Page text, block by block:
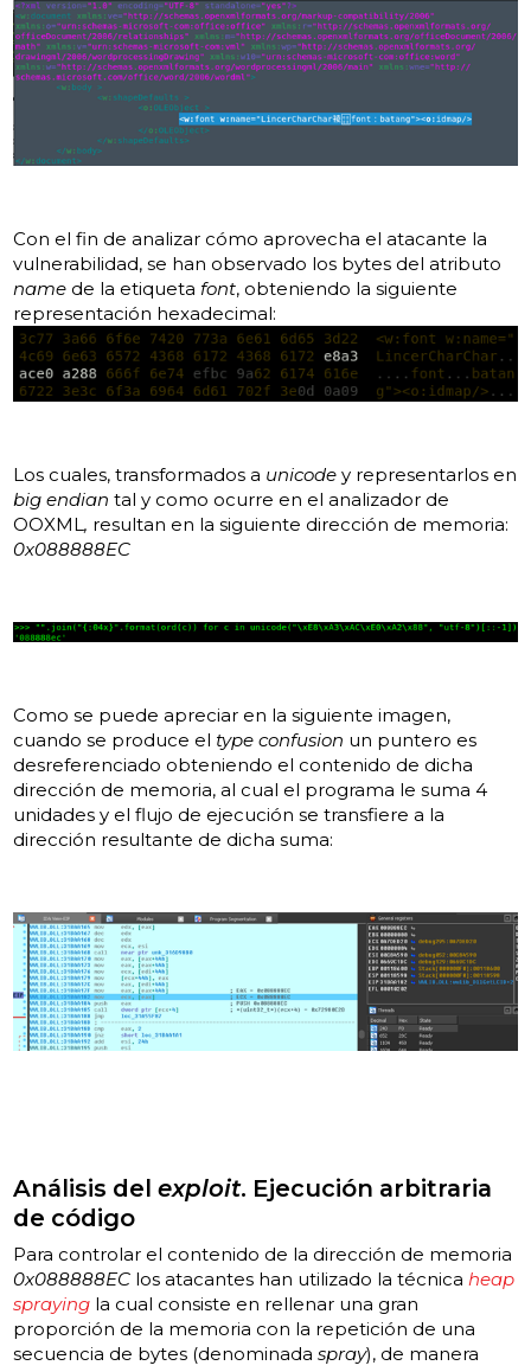
Con el fin de analizar cómo aprovecha el atacante la
vulnerabilidad, se han observado los bytes del atributo
name de la etiqueta font, obteniendo la siguiente
representación hexadecimal:
Los cuales, transformados a unicode y representarlos en
big endiantal y como ocurre en el analizador de
OOXML, resultan en la siguiente dirección de memoria:
0x088888EC
Como se puede apreciar en la siguiente imagen,
cuando se produce el type confusion un puntero es
desreferenciado obteniendo el contenido de dicha
dirección de memoria, al cual el programa le suma 4
unidades y el flujo de ejecución se transfiere a la
dirección resultante de dicha suma:
Análisis delexploit. Ejecución arbitraria
de código
Para controlar el contenido de la dirección de memoria
0x088888EC los atacantes han utilizado la técnicaheap
spraying la cual consiste en rellenar una gran
proporción de la memoria con la repetición de una
secuencia de bytes (denominadaspray), de manera